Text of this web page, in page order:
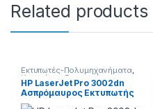
Related products
Εκτυπωτές-Πολυμηχανήματα,
Καινούριοι Εκτυπωτές-
Πολυμηχανήματα
HP LaserJet Pro 3002dn
Ασπρόμαυρος Εκτυπωτής